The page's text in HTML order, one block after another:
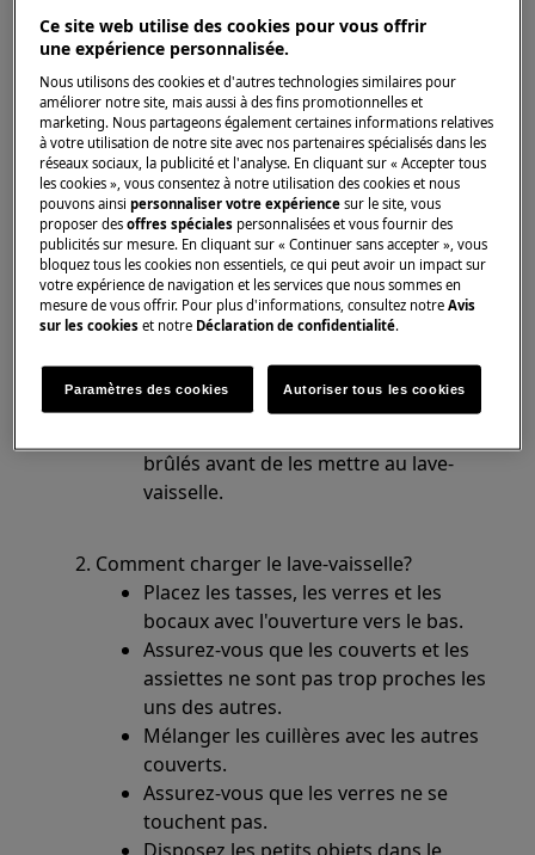
Solution
Quelques préparations avant lavage au
lave-vaisselle:
Ne placez que des ustensiles allant au
lave-vaisselle dans la machine.
Ne mettez pas d'objets en bois, en
aluminium, en étain ou en cuivre
dans le lave-vaisselle.
Les matériaux qui absorbent l'eau
(éponges, chiffons) n'ont pas leur
place au lave-vaisselle.
des assiettes et des couverts.
Faites tremper les casseroles et les
brûlés avant de les mettre au lave-
vaisselle.
Comment charger le lave-vaisselle?
Placez les tasses, les verres et les
bocaux avec l'ouverture vers le bas.
Assurez-vous que les couverts et les
assiettes ne sont pas trop proches les
uns des autres.
Mélanger les cuillères avec les autres
couverts.
Assurez-vous que les verres ne se
touchent pas.
Ce site web utilise des cookies pour vous offrir
une expérience personnalisée.
Nous utilisons des cookies et d'autres technologies similaires pour
améliorer notre site, mais aussi à des fins promotionnelles et
marketing. Nous partageons également certaines informations relatives
à votre utilisation de notre site avec nos partenaires spécialisés dans les
réseaux sociaux, la publicité et l'analyse. En cliquant sur « Accepter tous
les cookies », vous consentez à notre utilisation des cookies et nous
pouvons ainsipersonnaliser votre expériencesur le site, vous
proposer desoffres spéciales personnalisées et vous fournir des
publicités sur mesure. En cliquant sur « Continuer sans accepter », vous
bloquez tous les cookies non essentiels, ce qui peut avoir un impact sur
votre expérience de navigation et les services que nous sommes en
mesure de vous offrir. Pour plus d'informations, consultez notreAvis
sur les cookies et notre Déclaration de confidentialité.
Paramètres des cookies Autoriser tous les cookies